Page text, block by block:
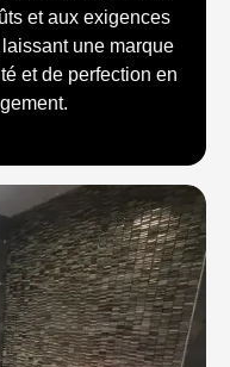
et aux exigences
une marque
et de perfection en